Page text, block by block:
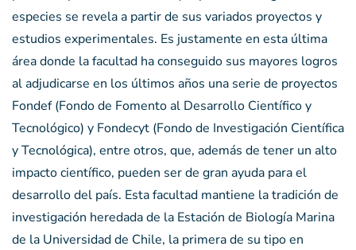
especies se revela a partir de sus variados proyectos y
estudios experimentales. Es justamente en esta última
área donde la facultad ha conseguido sus mayores logros
al adjudicarse en los últimos años una serie de proyectos
Fondef (Fondo de Fomento al Desarrollo Científico y
Tecnológico) y Fondecyt (Fondo de Investigación Científica
y Tecnológica), entre otros, que, además de tener un alto
impacto científico, pueden ser de gran ayuda para el
desarrollo del país. Esta facultad mantiene la tradición de
investigación heredada de la Estación de Biología Marina
de la Universidad de Chile, la primera de su tipo en